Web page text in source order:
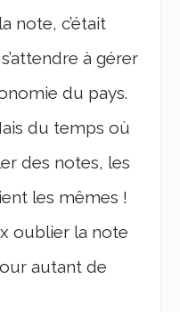
note, c’était
à gérer
du pays.
du temps où
des notes, les
les mêmes !
oublier la note
autant de